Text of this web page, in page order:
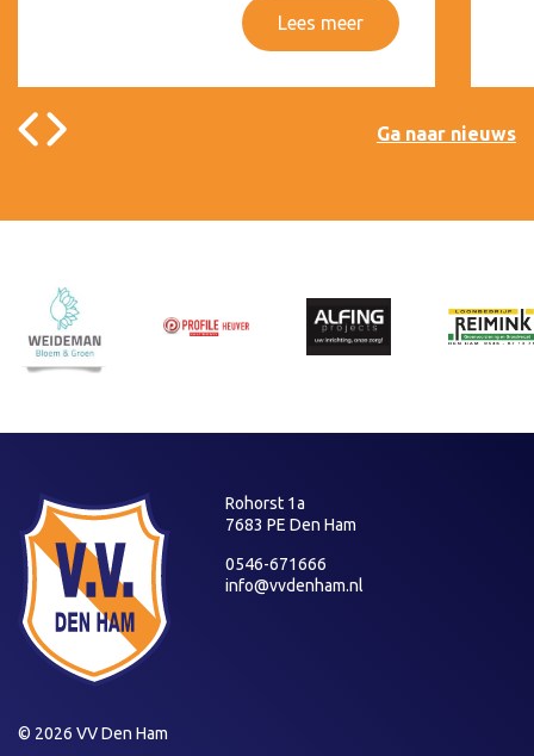
Lees meer
Ga naar nieuws
Rohorst 1a
7683 PE Den Ham
0546-671666
info@vvdenham.nl
© 2026 VV Den Ham